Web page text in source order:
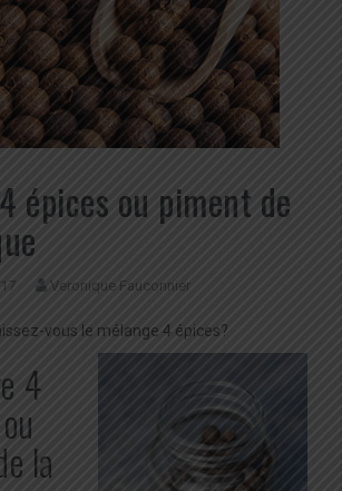
épices ou piment de
Veronique Fauconnier
vous le mélange 4 épices?
4
la